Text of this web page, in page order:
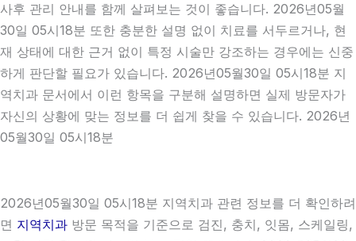
사후 관리 안내를 함께 살펴보는 것이 좋습니다. 2026년05월
30일 05시18분 또한 충분한 설명 없이 치료를 서두르거나, 현
재 상태에 대한 근거 없이 특정 시술만 강조하는 경우에는 신중
하게 판단할 필요가 있습니다. 2026년05월30일 05시18분 지
역치과 문서에서 이런 항목을 구분해 설명하면 실제 방문자가
자신의 상황에 맞는 정보를 더 쉽게 찾을 수 있습니다. 2026년
05월30일 05시18분
2026년05월30일 05시18분 지역치과 관련 정보를 더 확인하려
면 지역치과 방문 목적을 기준으로 검진, 충치, 잇몸, 스케일링,